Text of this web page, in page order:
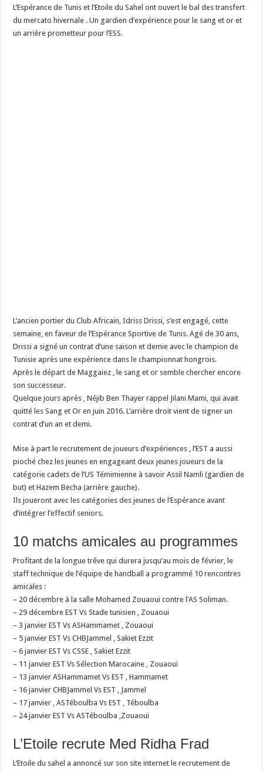
L’Espérance de Tunis et l’Etoile du Sahel ont ouvert le bal des transfert
du mercato hivernale . Un gardien d’expérience pour le sang et or et
un arrière prometteur pour l’ESS.
L’ancien portier du Club Africain, Idriss Drissi, s’est engagé, cette
semaine, en faveur de l’Espérance Sportive de Tunis. Agé de 30 ans,
Drissi a signé un contrat d’une saison et demie avec le champion de
Tunisie après une expérience dans le championnat hongrois.
Après le départ de Maggaiez , le sang et or semble chercher encore
son successeur.
Quelque jours après , Néjib Ben Thayer rappel Jilani Mami, qui avait
quitté les Sang et Or en juin 2016. L’arrière droit vient de signer un
contrat d’un an et demi.
Mise à part le recrutement de joueurs d’expériences , l’EST a aussi
pioché chez les jeunes en engageant deux jeunes joueurs de la
catégorie cadets de l’US Témimienne à savoir Assil Namli (gardien de
but) et Hazem Becha (arrière gauche).
Ils joueront avec les catégories des jeunes de l’Espérance avant
d’intégrer l’effectif seniors.
10 matchs amicales au programmes
Profitant de la longue trêve qui durera jusqu’au mois de février, le
staff technique de l’équipe de handball a programmé 10 rencontres
amicales :
– 20 décembre à la salle Mohamed Zouaoui contre l’AS Soliman.
– 29 décembre EST Vs Stade tunisien , Zouaoui
– 3 janvier EST Vs ASHammamet , Zouaoui
– 5 janvier EST Vs CHBJammel , Sakiet Ezzit
– 6 janvier EST Vs CSSE , Sakiet Ezzit
– 11 janvier EST Vs Sélection Marocaine , Zouaoui
– 13 janvier ASHammamet Vs EST , Hammamet
– 16 janvier CHBJammel Vs EST , Jammel
– 17 janvier , ASTéboulba Vs EST , Téboulba
– 24 janvier EST Vs ASTéboulba ,Zouaoui
L’Etoile recrute Med Ridha Frad
L’Etoile du sahel a annoncé sur son site internet le recrutement de